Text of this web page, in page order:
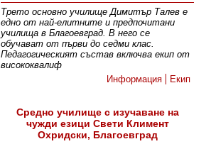
Трето основно училище Димитър Талев е
едно от най-елитните и предпочитани
училища в Благоевград. В него се
обучават от първи до седми клас.
Педагогическият състав включва екип от
висококвалиф
Информация
Екип
Средно училище с изучаване на
чужди езици Свети Климент
Охридски, Благоевград